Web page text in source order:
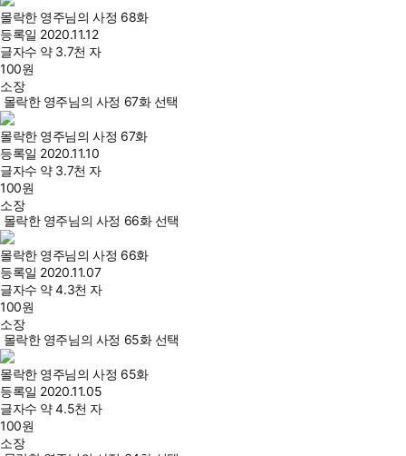
몰락한 영주님의 사정 68화
등록일 2020.11.12
글자수 약 3.7천 자
100원
소장
몰락한 영주님의 사정 67화 선택
몰락한 영주님의 사정 67화
등록일 2020.11.10
글자수 약 3.7천 자
100원
소장
몰락한 영주님의 사정 66화 선택
몰락한 영주님의 사정 66화
등록일 2020.11.07
글자수 약 4.3천 자
100원
소장
몰락한 영주님의 사정 65화 선택
몰락한 영주님의 사정 65화
등록일 2020.11.05
글자수 약 4.5천 자
100원
소장